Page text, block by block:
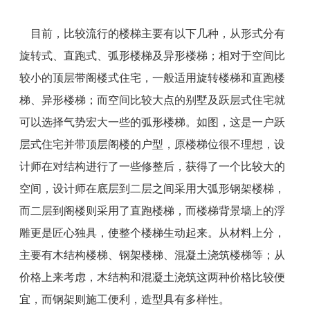
目前，比较流行的楼梯主要有以下几种，从形式分有
旋转式、直跑式、弧形楼梯及异形楼梯；相对于空间比
较小的顶层带阁楼式住宅，一般适用旋转楼梯和直跑楼
梯、异形楼梯；而空间比较大点的别墅及跃层式住宅就
可以选择气势宏大一些的弧形楼梯。如图，这是一户跃
层式住宅并带顶层阁楼的户型，原楼梯位很不理想，设
计师在对结构进行了一些修整后，获得了一个比较大的
空间，设计师在底层到二层之间采用大弧形钢架楼梯，
而二层到阁楼则采用了直跑楼梯，而楼梯背景墙上的浮
雕更是匠心独具，使整个楼梯生动起来。从材料上分，
主要有木结构楼梯、钢架楼梯、混凝土浇筑楼梯等；从
价格上来考虑，木结构和混凝土浇筑这两种价格比较便
宜，而钢架则施工便利，造型具有多样性。